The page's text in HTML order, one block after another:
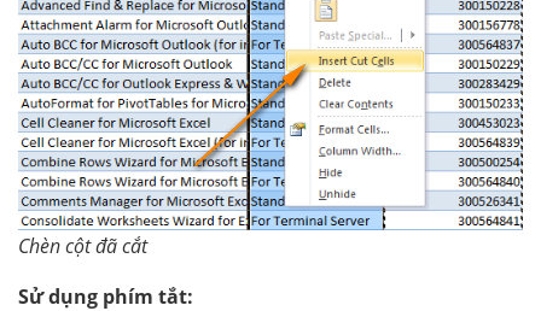
Chèn cột đã cắt
Sử dụng phím tắt: